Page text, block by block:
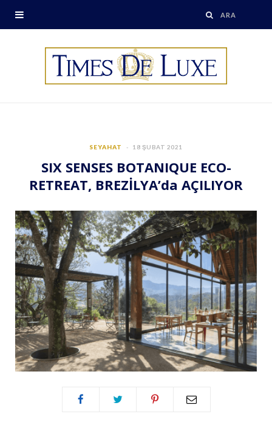
SEYAHAT 18 ŞUBAT 2021
SIX SENSES BOTANIQUE ECO-
RETREAT, BREZİLYA’da AÇILIYOR